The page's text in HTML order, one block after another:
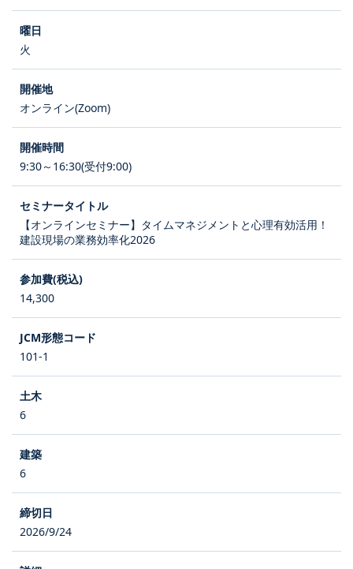
火
オンライン(Zoom)
9:30～16:30(受付9:00)
【オンラインセミナー】タイムマネジメントと心理有効活用！
建設現場の業務効率化2026
14,300
101-1
6
6
2026/9/24